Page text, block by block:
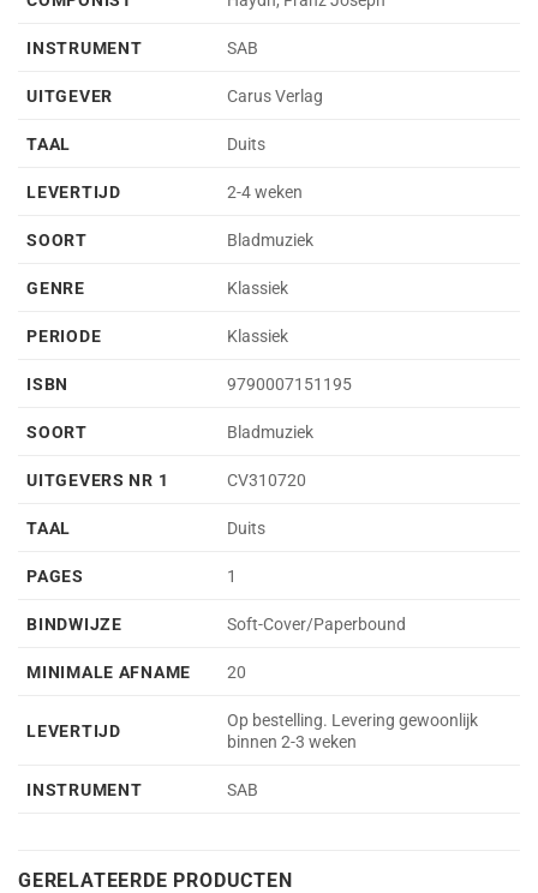
INSTRUMENT SAB
UITGEVER Carus Verlag
TAAL Duits
LEVERTIJD 2-4 weken
SOORT Bladmuziek
GENRE Klassiek
PERIODE Klassiek
ISBN 9790007151195
SOORT Bladmuziek
UITGEVERS NR 1 CV310720
TAAL Duits
PAGES 1
BINDWIJZE Soft-Cover/Paperbound
MINIMALE AFNAME 20
LEVERTIJD
Op bestelling. Levering gewoonlijk
binnen 2-3 weken
INSTRUMENT SAB
GERELATEERDE PRODUCTEN